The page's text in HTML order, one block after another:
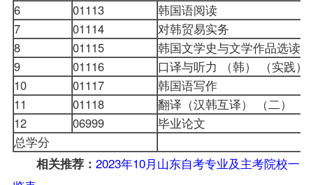
6
01113
韩国语阅读
7
01114
对韩贸易实务
8
01115
韩国文学史与文学作品选读
9
01116
口译与听力 （韩） （实践）
10
01117
韩国语写作
11
01118
翻译（汉韩互译） （二）
12
06999
毕业论文
总学分
相关推荐： 2023年10月山东自考专业及主考院校一